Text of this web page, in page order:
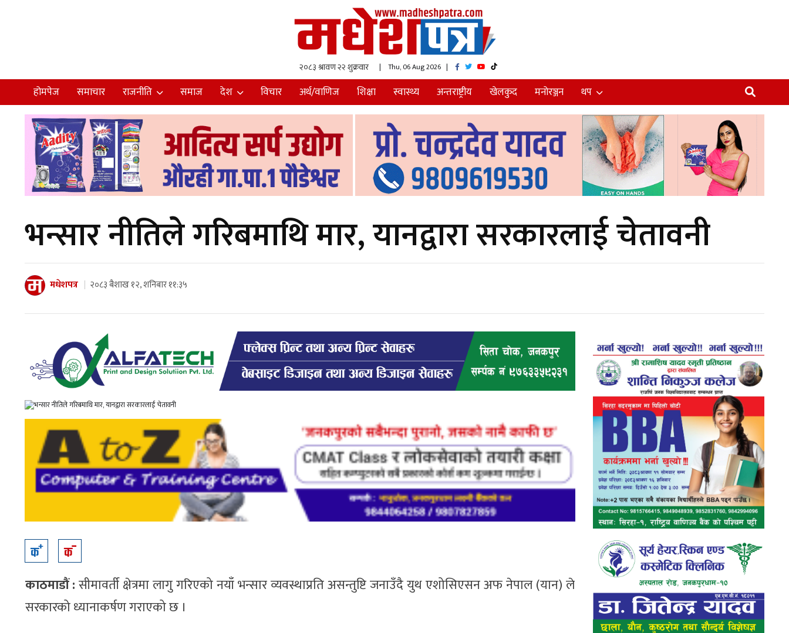
| Thu, 06 Aug 2026 |
होमपेज समाचार राजनीति समाज देश विचार अर्थ/वाणिज शिक्षा स्वास्थ्य अन्तराष्ट्रीय खेलकुद मनोरञ्जन थप
भन्सार नीतिले गरिबमाथि मार, यानद्वारा सरकारलाई चेतावनी
मधेशपत्र २०८३ बैशाख १२, शनिबार ११:३५
काठमाडौं :सीमावर्ती क्षेत्रमा लागु गरिएको नयाँ भन्सार व्यवस्थाप्रति असन्तुष्टि जनाउँदै युथ एशोसिएसन अफ नेपाल (यान) ले
सरकारको ध्यानाकर्षण गराएको छ ।